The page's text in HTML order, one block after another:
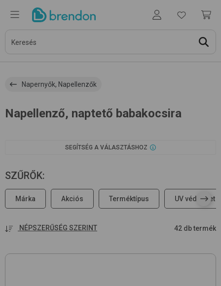
Napernyők, Napellenzők
Napellenző, naptető babakocsira
SEGÍTSÉG A VÁLASZTÁSHOZ
SZŰRŐK:
Márka Akciós Terméktípus UV védelmet
NÉPSZERŰSÉG SZERINT 42 db termék